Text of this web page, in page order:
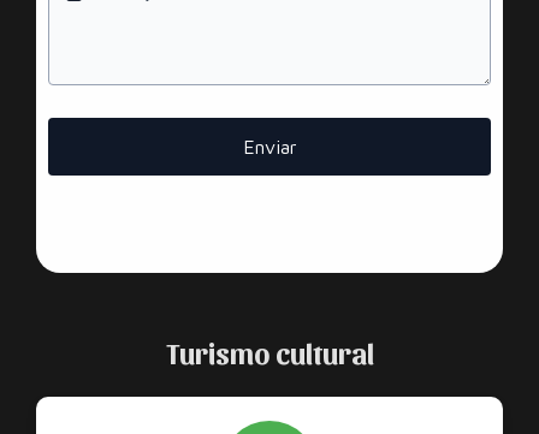
Enviar
Turismo cultural